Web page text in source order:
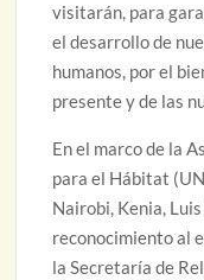
visitarán, para
el desarrollo de
humanos, por el
presente y de las
En el marco de la
para el Hábitat
Nairobi, Kenia,
reconocimiento al
la Secretaría de